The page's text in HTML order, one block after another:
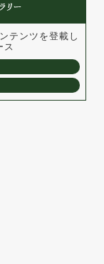
テンツを登載し
ス